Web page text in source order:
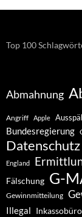
Top 100
Abmahnung
Angriff Apple
Bundesregierung
Datenschutz
England
Fälschung G-
Gewinnmitteilung
Illegal Inkassobüro